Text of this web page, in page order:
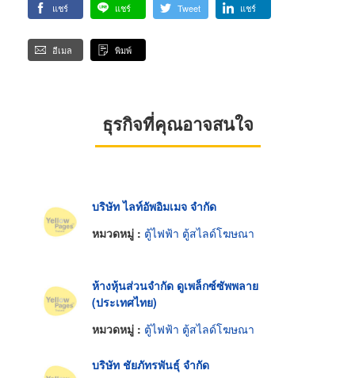
แชร์ แชร์ Tweet แชร์
อีเมล พิมพ์
ธุรกิจที่คุณอาจสนใจ
บริษัท ไลท์อัพอิมเมจ จำกัด
หมวดหมู่ : ตู้ไฟฟ้า ตู้สไลด์โฆษณา
ห้างหุ้นส่วนจำกัด ดูเพล็กซ์ซัพพลาย
(ประเทศไทย)
หมวดหมู่ : ตู้ไฟฟ้า ตู้สไลด์โฆษณา
บริษัท ชัยภัทรพันธุ์ จำกัด